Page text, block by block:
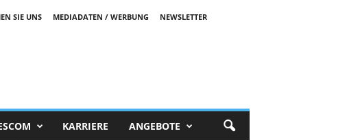
SIE UNS MEDIADATEN / WERBUNG
NEWSLETTER
KARRIERE ANGEBOTE